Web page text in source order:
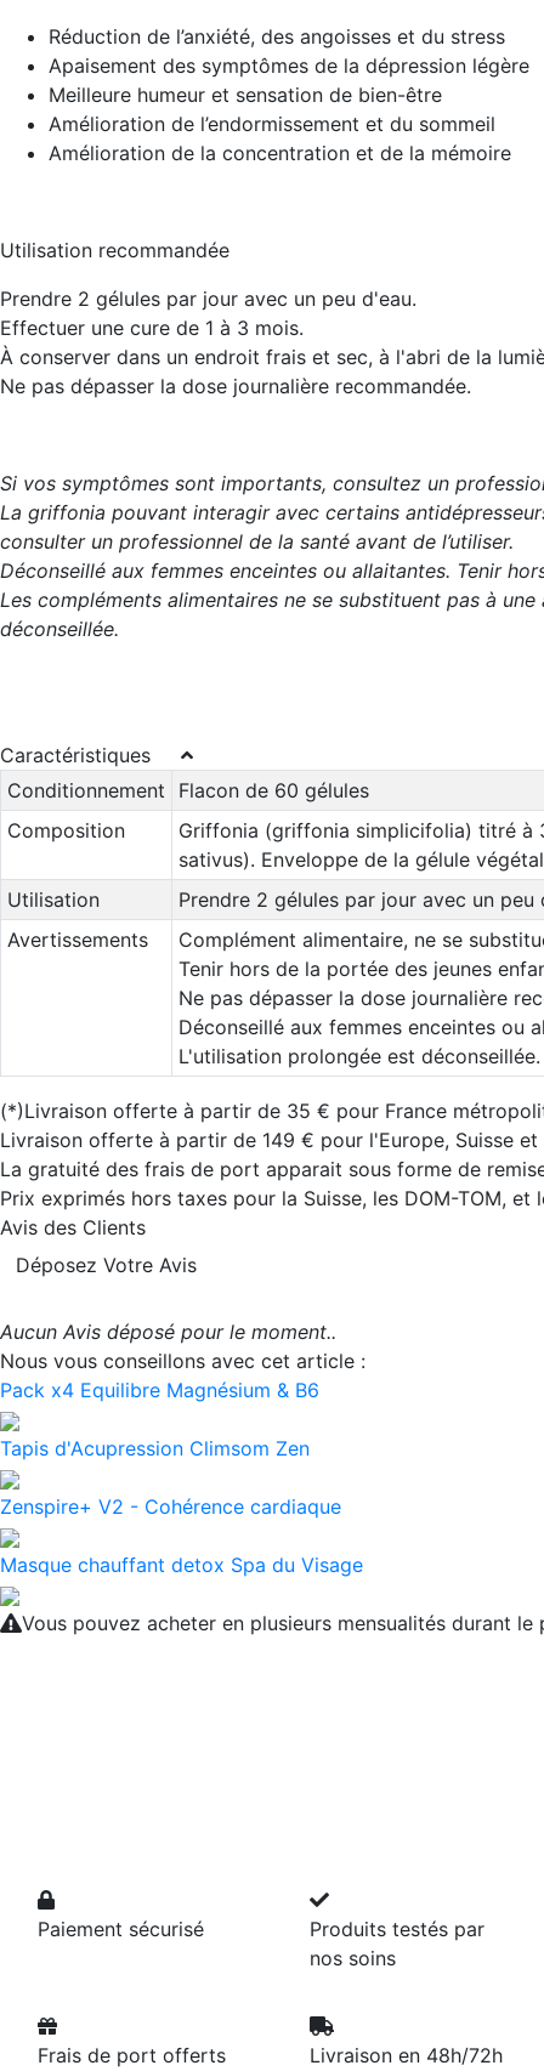
Réduction de l’anxiété, des angoisses et du stress
Apaisement des symptômes de la dépression légère
Meilleure humeur et sensation de bien-être
Amélioration de l’endormissement et du sommeil
Amélioration de la concentration et de la mémoire
Utilisation recommandée
Prendre 2 gélules par jour avec un peu d'eau.
Effectuer une cure de 1 à 3 mois.
À conserver dans un endroit frais et sec, à l'abri de la
Ne pas dépasser la dose journalière recommandée.
Si vos symptômes sont importants, consultez un
La griffonia pouvant interagir avec certains
consulter un professionnel de la santé avant de l’utiliser.
Déconseillé aux femmes enceintes ou allaitantes. Tenir
Les compléments alimentaires ne se substituent pas à
déconseillée.
Caractéristiques
Conditionnement
Flacon de 60 gélules
Composition
Griffonia (griffonia simplicifolia) titré à
sativus). Enveloppe de la gélule
Utilisation
Prendre 2 gélules par jour avec un peu
Avertissements
Complément alimentaire, ne se
Tenir hors de la portée des jeunes
Ne pas dépasser la dose journalière
Déconseillé aux femmes enceintes ou
L'utilisation prolongée est déconseillée.
(*)Livraison offerte à partir de 35 € pour France
Livraison offerte à partir de 149 € pour l'Europe, Suisse et
La gratuité des frais de port apparait sous forme de
Prix exprimés hors taxes pour la Suisse, les DOM-TOM,
Avis des Clients
Déposez Votre Avis
Aucun Avis déposé pour le moment..
Nous vous conseillons avec cet article :
Pack x4 Equilibre Magnésium & B6
Tapis d'Acupression Climsom Zen
Zenspire+ V2 - Cohérence cardiaque
Masque chauffant detox Spa du Visage
Vous pouvez acheter en plusieurs mensualités durant le
Paiement sécurisé
Produits testés par
nos soins
Frais de port offerts
Livraison en 48h/72h